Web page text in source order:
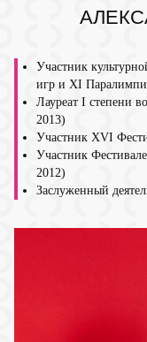
Участник
игр и XI
Лауреат I степени
2013)
Участник XVI
Участник
2012)
Заслуженный